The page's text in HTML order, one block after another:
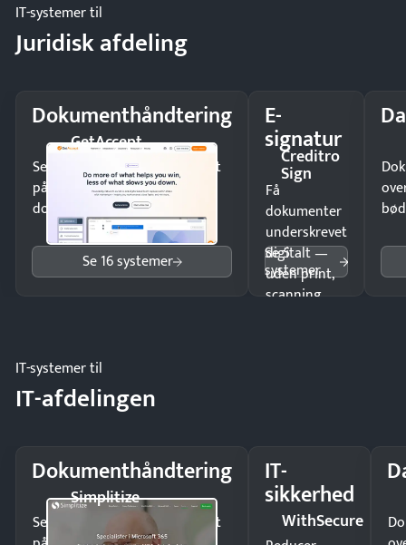
IT-systemer til
Juridisk afdeling
Dokumenthåndtering
GetAccept
Send kontrakter til underskrift
på minutter og mist ingen
dokumenter.
Se 16 systemer
E-
signatur
Creditro
Sign
Få
dokumenter
underskrevet
digitalt —
uden print,
scanning
Se 5
systemer
IT-systemer til
IT-afdelingen
Dokumenthåndtering
Simplitize
Send kontrakter til underskrift
IT-
sikkerhed
WithSecure